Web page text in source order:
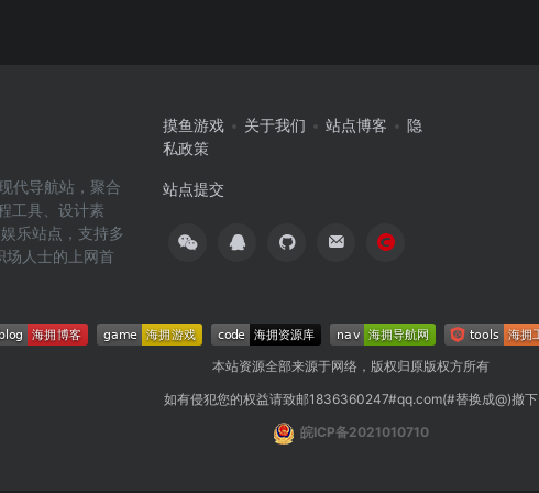
代导航站，聚合
工具、设计素
乐站点，支持多
场人士的上网首
摸鱼游戏 关于我们 站点博客
隐
私政策
站点提交
本站资源全部来源于网络，版权归原版权方所有
如有侵犯您的权益请致邮1836360247#qq.com(#替换成@)撤下
皖ICP备2021010710